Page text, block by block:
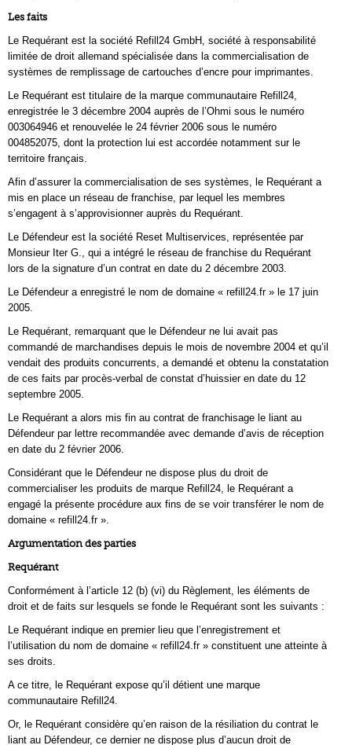
Les faits
Le Requérant est la société Refill24 GmbH, société à responsabilité
limitée de droit allemand spécialisée dans la commercialisation de
systèmes de remplissage de cartouches d’encre pour imprimantes.
Le Requérant est titulaire de la marque communautaire Refill24,
enregistrée le 3 décembre 2004 auprès de l’Ohmi sous le numéro
003064946 et renouvelée le 24 février 2006 sous le numéro
004852075, dont la protection lui est accordée notamment sur le
territoire français.
Afin d’assurer la commercialisation de ses systèmes, le Requérant a
mis en place un réseau de franchise, par lequel les membres
s’engagent à s’approvisionner auprès du Requérant.
Le Défendeur est la société Reset Multiservices, représentée par
Monsieur Iter G., qui a intégré le réseau de franchise du Requérant
lors de la signature d’un contrat en date du 2 décembre 2003.
Le Défendeur a enregistré le nom de domaine « refill24.fr » le 17 juin
2005.
Le Requérant, remarquant que le Défendeur ne lui avait pas
commandé de marchandises depuis le mois de novembre 2004 et qu’il
vendait des produits concurrents, a demandé et obtenu la constatation
de ces faits par procès-verbal de constat d’huissier en date du 12
septembre 2005.
Le Requérant a alors mis fin au contrat de franchisage le liant au
Défendeur par lettre recommandée avec demande d’avis de réception
en date du 2 février 2006.
Considérant que le Défendeur ne dispose plus du droit de
commercialiser les produits de marque Refill24, le Requérant a
engagé la présente procédure aux fins de se voir transférer le nom de
domaine « refill24.fr ».
Argumentation des parties
Requérant
Conformément à l’article 12 (b) (vi) du Règlement, les éléments de
droit et de faits sur lesquels se fonde le Requérant sont les suivants :
Le Requérant indique en premier lieu que l’enregistrement et
l’utilisation du nom de domaine « refill24.fr » constituent une atteinte à
ses droits.
A ce titre, le Requérant expose qu’il détient une marque
communautaire Refill24.
Or, le Requérant considère qu’en raison de la résiliation du contrat le
liant au Défendeur, ce dernier ne dispose plus d’aucun droit de